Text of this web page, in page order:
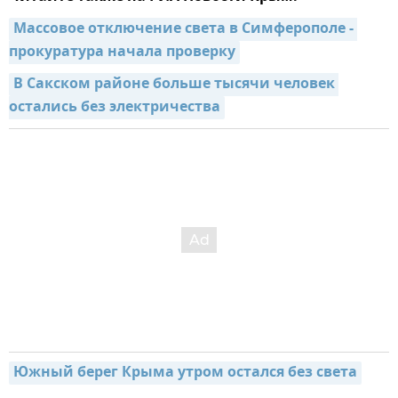
Массовое отключение света в Симферополе -
прокуратура начала проверку
В Сакском районе больше тысячи человек
остались без электричества
Южный берег Крыма утром остался без света